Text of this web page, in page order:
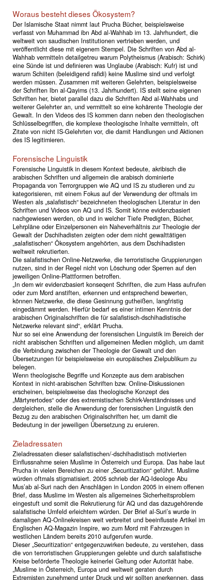
Woraus besteht dieses Ökosystem?
Der Islamische Staat nimmt laut Prucha Bücher, beispielsweise
verfasst von Muhammad ibn Abd al-Wahhab im 13. Jahrhundert, die
weltweit von saudischen Institutionen vertrieben werden, und
veröffentlicht diese mit eigenem Stempel. Die Schriften von Abd al-
Wahhab vermitteln detailgetreu warum Polytheismus (Arabisch: Schirk)
eine Sünde ist und definieren was Unglaube (Arabisch: Kufr) ist und
warum Schiiten (beleidigend rafidi) keine Muslime sind und verfolgt
werden müssen. Zusammen mit weiteren Gelehrten, beispielsweise
der Schriften Ibn al-Qayims (13. Jahrhundert). IS stellt seine eigenen
Schriften her, bietet parallel dazu die Schriften Abd al-Wahhabs und
weiterer Gelehrter an, und vermittelt so eine kohärente Theologie der
Gewalt. In den Videos des IS kommen dann neben den theologischen
Schlüsselbegriffen, die komplexe theologische Inhalte vermitteln, oft
Zitate von nicht IS-Gelehrten vor, die damit Handlungen und Aktionen
des IS legitimieren.
Forensische Linguistik
Forensische Linguistik in diesem Kontext bedeute, akribisch die
arabischen Schriften und allgemein die arabisch dominierte
Propaganda von Terrorgruppen wie AQ und IS zu studieren und zu
kategorisieren, mit einem Fokus auf der Verwendung der oftmals im
Westen als „salafistisch“ bezeichneten theologischen Literatur in den
Schriften und Videos von AQ und IS. Somit könne evidenzbasiert
nachgewiesen werden, ob und in welcher Tiefe Predigten, Bücher,
Lehrpläne oder Einzelpersonen ein Naheverhältnis zur Theologie der
Gewalt der Dschihadisten zeigten oder dem nicht gewalttätigen
„salafistischen“ Ökosystem angehörten, aus dem Dschihadisten
weltweit rekrutierten.
Die salafistischen Online-Netzwerke, die terroristische Gruppierungen
nutzen, sind in der Regel nicht von Löschung oder Sperren auf den
jeweiligen Online-Plattformen betroffen.
„In dem wir evidenzbasiert konseqent Schriften, die zum Hass aufrufen
oder zum Mord anstiften, erkennen und entsprechend bewerten,
können Netzwerke, die diese Gesinnung gutheißen, langfristig
eingedämmt werden. Hierfür bedarf es einer intimen Kenntnis der
arabischen Originalschriften die für salafistisch-dschihadistische
Netzwerke relevant sind“, erklärt Prucha.
Nur so sei eine Anwendung der forensischen Linguistik im Bereich der
nicht arabischen Schriften und allgemeinen Medien möglich, um damit
die Verbindung zwischen der Theologie der Gewalt und den
Übersetzungen für beispielsweise ein europäisches Zielpublikum zu
belegen.
Wenn theologische Begriffe und Konzepte aus dem arabischen
Kontext in nicht-arabischen Schriften bzw. Online-Diskussionen
erscheinen, beispielsweise das theologische Konzept des
„Märtyrertodes“ oder des extremistischen Schirk-Verständnisses und
dergleichen, stelle die Anwendung der forensischen Linguistik den
Bezug zu den arabischen Originalschriften her, um damit die
Bedeutung in der jeweiligen Übersetzung zu eruieren.
Zieladressaten
Zieladressaten dieser salafistischen/-dschihadistisch motivierten
Einflussnahme seien Muslime in Österreich und Europa. Das habe laut
Prucha in vielen Bereichen zu einer „Securitization“ geführt. Muslime
würden oftmals stigmatisiert. 2005 schrieb der AQ-Ideologe Abu
Mus’ab al-Suri nach den Anschlägen in London 2005 in einem offenen
Brief, dass Muslime im Westen als allgemeines Sicherheitsproblem
eingestuft und somit die Rekrutierung für AQ und das dazugehörende
salafistische Umfeld erleichtern würden. Der Brief al-Suri’s wurde in
damaligen AQ-On­linekreisen weit verbreitet und beeinflusste Artikel im
Englischen AQ-Magazin Inspire, wo zum Mord mit Fahrzeugen in
westlichen Ländern bereits 2010 aufgerufen wurde.
Dieser „Securitization“ entgegenzuwirken bedeute, zu verstehen, dass
die von terroristischen Gruppierungen gelebte und durch salafistische
Kreise beförderte Theologie keinerlei Geltung oder Autorität habe.
„Muslime in Österreich, Europa und weltweit geraten durch
Extremisten zunehmend unter Druck und wir sollten anerkennen, dass